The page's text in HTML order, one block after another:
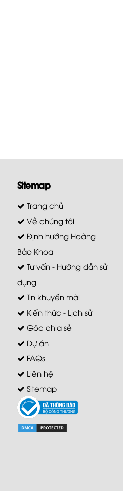
Sitemap
Trang chủ
Về chúng tôi
Định hướng Hoàng
Bảo Khoa
Tư vấn - Hướng dẫn sử
dụng
Tin khuyến mãi
Kiến thức - Lịch sử
Góc chia sẻ
Dự án
FAQs
Liên hệ
Sitemap